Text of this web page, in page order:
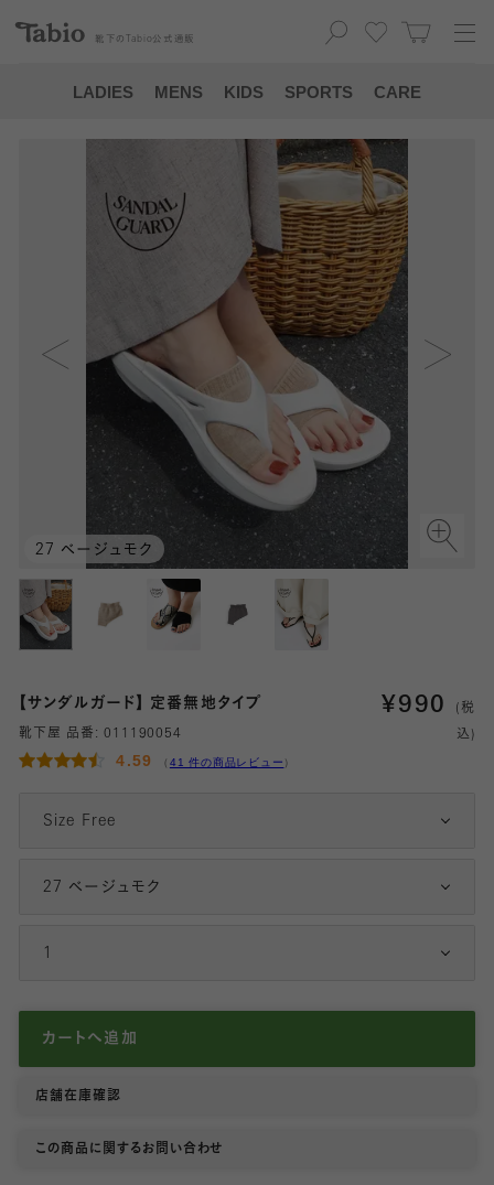
靴下の Tabio 公式通販
LADIES MENS KIDS SPORTS CARE
27 ベージュモク
【サンダルガード】 定番無地タイプ
靴下屋 品番: 011190054
4.59 （ 41 件の商品レビュー ）
¥990
(税
込)
Size Free
27 ベージュモク
カートへ追加
店舗在庫確認
この商品に関するお問い合わせ